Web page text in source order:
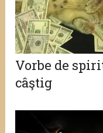
Vorbe de
câştig